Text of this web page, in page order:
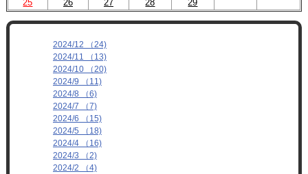
25
26 27 28 29
2024/12 （24)
2024/11 （13)
2024/10 （20)
2024/9 （11)
2024/8 （6)
2024/7 （7)
2024/6 （15)
2024/5 （18)
2024/4 （16)
2024/3 （2)
2024/2 （4)